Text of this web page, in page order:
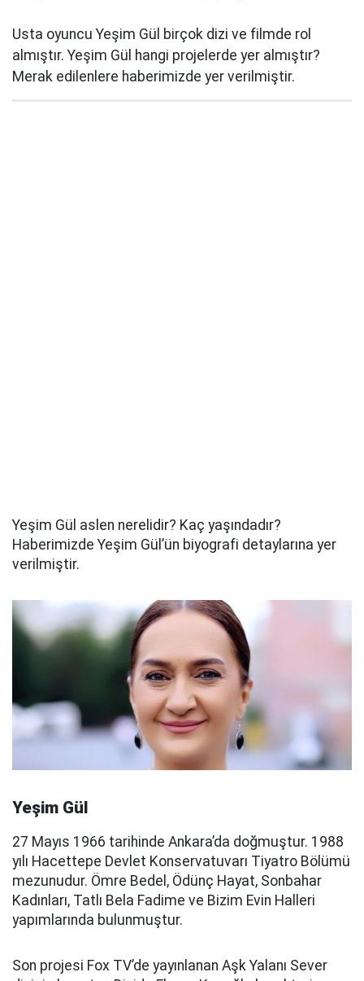
Usta oyuncu Yeşim Gül birçok dizi ve filmde rol
almıştır. Yeşim Gül hangi projelerde yer almıştır?
Merak edilenlere haberimizde yer verilmiştir.
Yeşim Gül aslen nerelidir? Kaç yaşındadır?
Haberimizde Yeşim Gül’ün biyografi detaylarına yer
verilmiştir.
Yeşim Gül
27 Mayıs 1966 tarihinde Ankara’da doğmuştur. 1988
yılı Hacettepe Devlet Konservatuvarı Tiyatro Bölümü
mezunudur. Ömre Bedel, Ödünç Hayat, Sonbahar
Kadınları, Tatlı Bela Fadime ve Bizim Evin Halleri
yapımlarında bulunmuştur.
Son projesi Fox TV’de yayınlanan Aşk Yalanı Sever